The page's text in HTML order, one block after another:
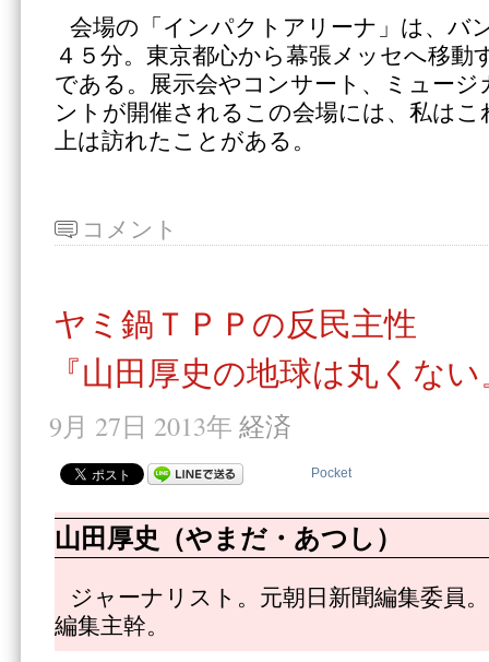
会場の「インパクトアリーナ」は、バ
４５分。東京都心から幕張メッセへ移動
である。展示会やコンサート、ミュー
ントが開催されるこの会場には、私はこ
上は訪れたことがある。
コメント
ヤミ鍋ＴＰＰの反民主性
『山田厚史の地球は丸くな
9月 27日 2013年 経済
Pocket
山田厚史（やまだ・あつし）
ジャーナリスト。元朝日新聞編集委員
編集主幹。